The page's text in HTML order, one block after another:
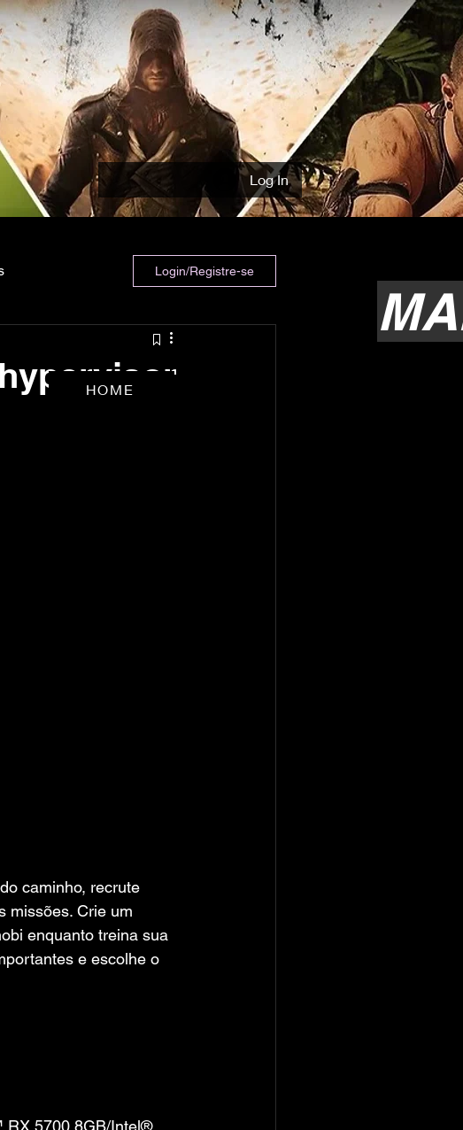
Log In
Login/Registre-se
caminho, recrute
missões. Crie um
enquanto treina sua
e escolhe o
RX 5700 8GB/Intel®
HOME